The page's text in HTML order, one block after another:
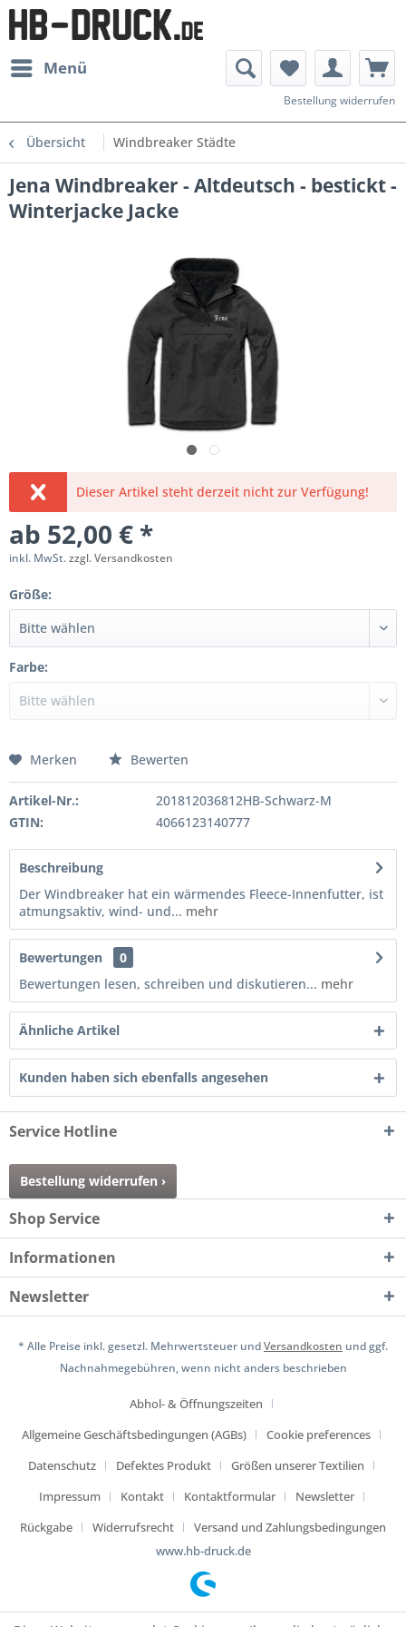
Menü
Bestellung widerrufen
Übersicht Windbreaker Städte
Jena Windbreaker - Altdeutsch - bestickt -
Winterjacke Jacke
Dieser Artikel steht derzeit nicht zur Verfügung!
ab 52,00 € *
inkl. MwSt.zzgl. Versandkosten
Größe:
Farbe:
Merken Bewerten
Artikel-Nr.:
201812036812HB-Schwarz-M
GTIN:
4066123140777
Beschreibung
Der Windbreaker hat ein wärmendes Fleece-Innenfutter, ist
atmungsaktiv, wind- und... mehr
Bewertungen
0
Bewertungen lesen, schreiben und diskutieren... mehr
Ähnliche Artikel
Kunden haben sich ebenfalls angesehen
Service Hotline
Bestellung widerrufen ›
Shop Service
Informationen
Newsletter
* Alle Preise inkl. gesetzl. Mehrwertsteuer undVersandkosten und ggf.
Nachnahmegebühren, wenn nicht anders beschrieben
Abhol- & Öffnungszeiten
Allgemeine Geschäftsbedingungen (AGBs)
Cookie preferences
Datenschutz
Defektes Produkt
Größen unserer Textilien
Impressum
Kontakt Kontaktformular
Newsletter
Rückgabe
Widerrufsrecht
Versand und Zahlungsbedingungen
www.hb-druck.de